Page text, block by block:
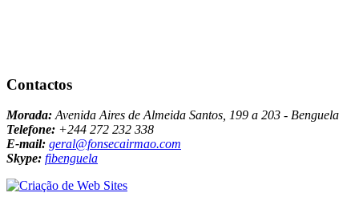
Contactos
Morada: Avenida Aires de Almeida Santos, 199 a 203 - Benguela
Telefone: +244 272 232 338
E-mail: geral@fonsecairmao.com
Skype: fibenguela